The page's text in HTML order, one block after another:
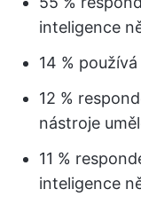
inteligence
14 %
12 %
nástroje
11 %
inteligence